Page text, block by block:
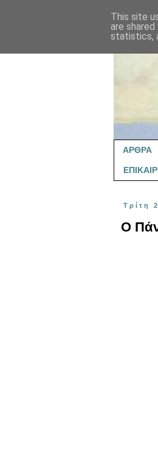
ΑΡΘΡΑ
Τρίτη
Ο
This site
are
statistics,